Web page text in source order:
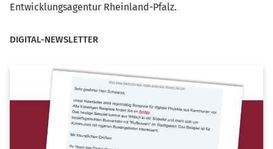
Entwicklungsagentur Rheinland-Pfalz.
DIGITAL-NEWSLETTER